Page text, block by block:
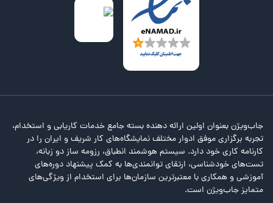
جاب‌ویژن بعنوان اولین ارائه دهنده بسته جامع خدمات کاریابی و استخدام،
تجربه برگزاری موفق ادوار مختلف نمایشگاه‌های کار شریف و ایران را در
کارنامه کاری خود دارد. سیستم هوشمند انطباق، رزومه ساز دو زبانه،
تست‌های خودشناسی، ارتقای توانمندی‌ها به کمک پیشنهاد دوره‌های
آموزشی و همکاری با معتبرترین سازمان‌ها برای استخدام از ویژگی‌های
متمایز جاب‌ویژن است.